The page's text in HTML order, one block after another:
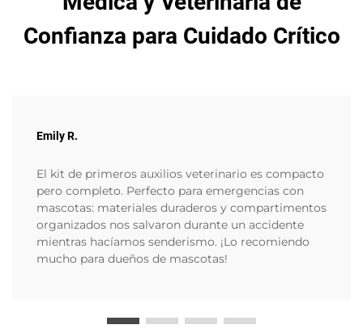
Confianza para Cuidado Crítico
Emily R.
El kit de primeros auxilios veterinario es compacto
pero completo. Perfecto para emergencias con
mascotas: materiales duraderos y compartimentos
organizados nos salvaron durante un accidente
mientras hacíamos senderismo. ¡Lo recomiendo
mucho para dueños de mascotas!